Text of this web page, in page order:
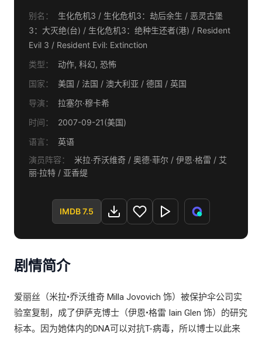
别名：
生化危机3 / 生化危机3：劫后余生 / 恶灵古堡
3：大灭绝(台) / 生化危机3：绝种生还者(港) / Resident
Evil 3 / Resident Evil: Extinction
类型：
动作, 科幻, 恐怖
国家：
美国 / 法国 / 澳大利亚 / 德国 / 英国
导演：
拉塞尔·穆卡希
时间：
2007-09-21(美国)
语言：
英语
演员阵容：
米拉·乔沃维奇 / 奥德·菲尔 / 伊恩·格雷 / 艾
丽·拉特 / 亚香缇
IMDB 7.5
剧情简介
爱丽丝（米拉•乔沃维奇 Milla Jovovich 饰）被保护伞公司实
验室复制，成了伊萨克博士（伊恩•格雷 Iain Glen 饰）的研究
标本。因为她体内的DNA可以对抗T-病毒，所以博士以此来